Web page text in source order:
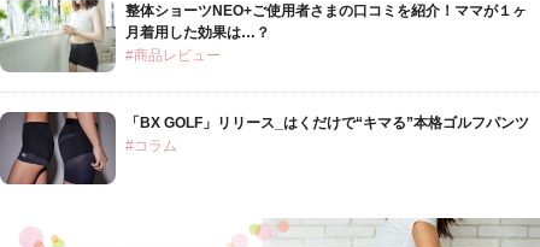
整体ショーツNEO+ご使用者さまの口コミを紹介！ママが１ヶ
月着用した効果は…？
#商品レビュー
「BX GOLF」リリース_はくだけで“キマる”本格ゴルフパンツ
#コラム